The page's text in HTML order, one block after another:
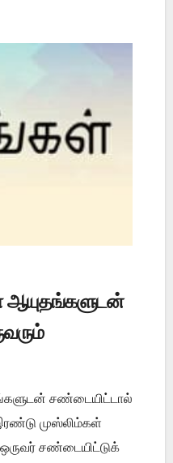
ஆயுதங்களுடன்
சண்டையிட்டால்
முஸ்லிம்கள்
சண்டையிட்டுக்